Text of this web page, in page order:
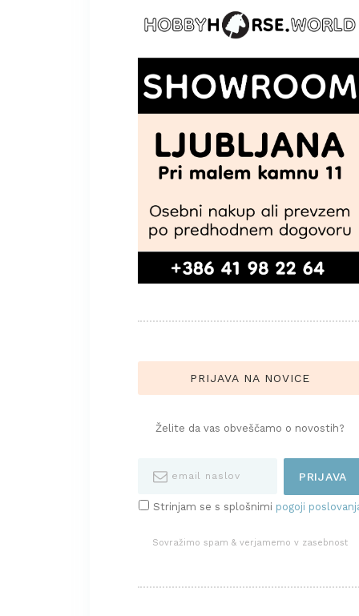
PRIJAVA NA NOVICE
Želite da vas obveščamo o novostih?
Strinjam se s splošnimi pogoji
Sovražimo spam & verjamemo v zasebnost